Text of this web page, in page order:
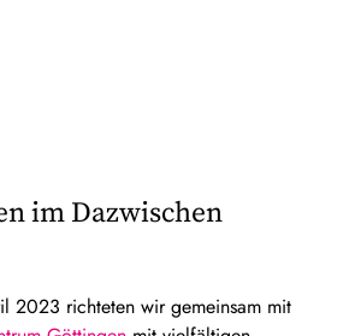
im Dazwischen
richteten wir gemeinsam mit